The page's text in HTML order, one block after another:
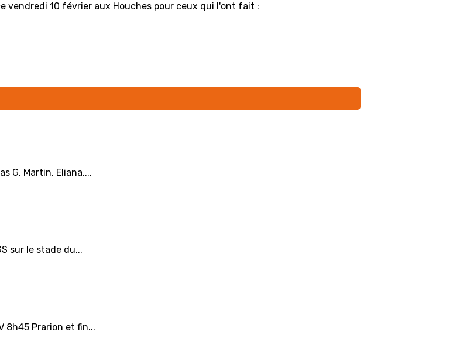
vendredi 10 février aux Houches pour ceux qui l'ont fait :
G, Martin, Eliana,...
sur le stade du...
8h45 Prarion et fin...